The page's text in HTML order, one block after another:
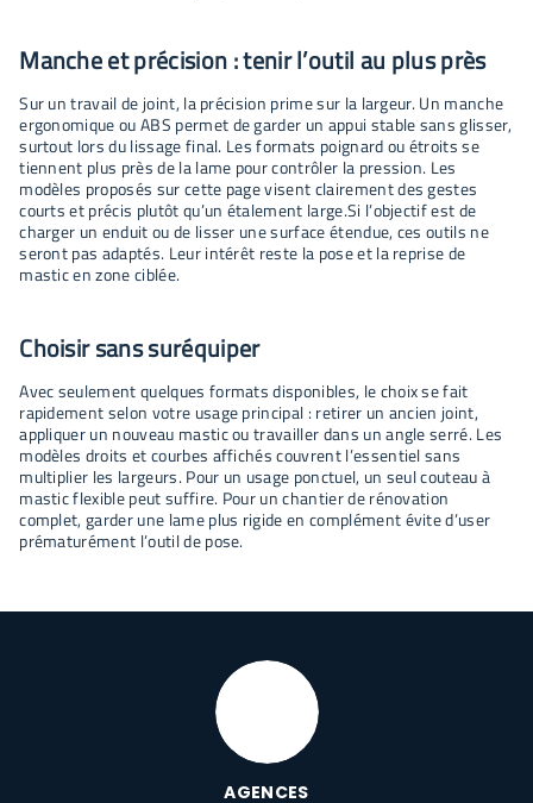
Manche et précision : tenir l’outil au plus près
Sur un travail de joint, la précision prime sur la largeur. Un manche
ergonomique ou ABS permet de garder un appui stable sans glisser,
surtout lors du lissage final. Les formats poignard ou étroits se
tiennent plus près de la lame pour contrôler la pression. Les
modèles proposés sur cette page visent clairement des gestes
courts et précis plutôt qu’un étalement large.Si l’objectif est de
charger un enduit ou de lisser une surface étendue, ces outils ne
seront pas adaptés. Leur intérêt reste la pose et la reprise de
mastic en zone ciblée.
Choisir sans suréquiper
Avec seulement quelques formats disponibles, le choix se fait
rapidement selon votre usage principal : retirer un ancien joint,
appliquer un nouveau mastic ou travailler dans un angle serré. Les
modèles droits et courbes affichés couvrent l’essentiel sans
multiplier les largeurs. Pour un usage ponctuel, un seul couteau à
mastic flexible peut suffire. Pour un chantier de rénovation
complet, garder une lame plus rigide en complément évite d’user
prématurément l’outil de pose.
AGENCES